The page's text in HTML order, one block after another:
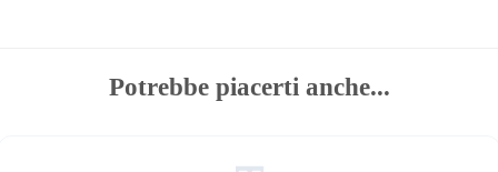
Potrebbe piacerti anche...